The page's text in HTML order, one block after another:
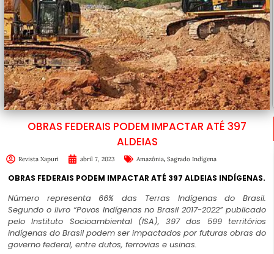
OBRAS FEDERAIS PODEM IMPACTAR ATÉ 397
ALDEIAS
Revista Xapuri abril 7, 2023 Amazônia, Sagrado Indígena
OBRAS FEDERAIS PODEM IMPACTAR ATÉ 397 ALDEIAS INDÍGENAS.
Número representa 66% das Terras Indígenas do Brasil.
Segundo o livro “Povos Indígenas no Brasil 2017-2022” publicado
pelo Instituto Socioambiental (ISA), 397 dos 599 territórios
indígenas do Brasil podem ser impactados por futuras obras do
governo federal, entre dutos, ferrovias e usinas.